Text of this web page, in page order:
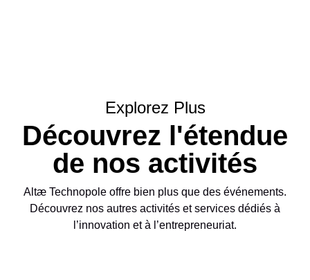
Explorez Plus
Découvrez l'étendue
de nos activités
Altæ Technopole offre bien plus que des événements.
Découvrez nos autres activités et services dédiés à
l’innovation et à l’entrepreneuriat.